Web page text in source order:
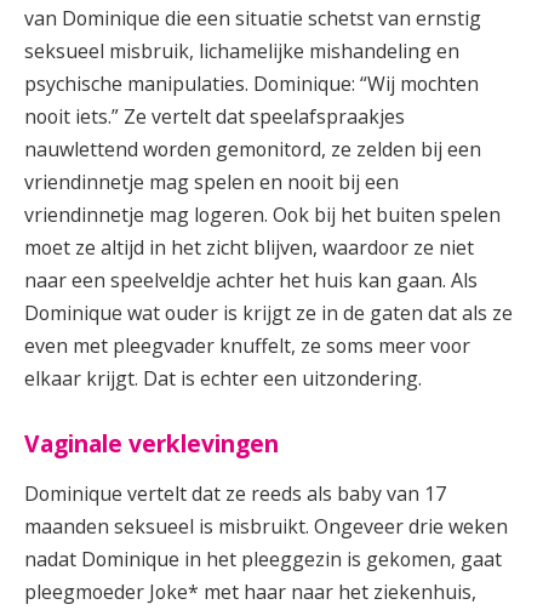
van Dominique die een situatie schetst van ernstig
seksueel misbruik, lichamelijke mishandeling en
psychische manipulaties. Dominique: “Wij mochten
nooit iets.” Ze vertelt dat speelafspraakjes
nauwlettend worden gemonitord, ze zelden bij een
vriendinnetje mag spelen en nooit bij een
vriendinnetje mag logeren. Ook bij het buiten spelen
moet ze altijd in het zicht blijven, waardoor ze niet
naar een speelveldje achter het huis kan gaan. Als
Dominique wat ouder is krijgt ze in de gaten dat als ze
even met pleegvader knuffelt, ze soms meer voor
elkaar krijgt. Dat is echter een uitzondering.
Vaginale verklevingen
Dominique vertelt dat ze reeds als baby van 17
maanden seksueel is misbruikt. Ongeveer drie weken
nadat Dominique in het pleeggezin is gekomen, gaat
pleegmoeder Joke* met haar naar het ziekenhuis,